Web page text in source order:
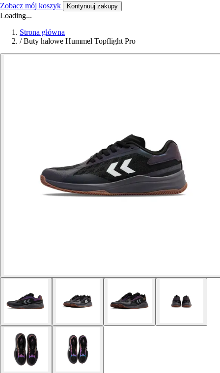
Zobacz mój koszyk Kontynuuj zakupy
Loading...
Strona główna
/ Buty halowe Hummel Topflight Pro